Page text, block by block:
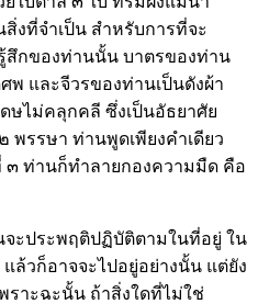
งที่จำเป็น สำหรับการที่จะ
สึกของท่านนั้น บาตรของท่าน
และจีวรของท่านเป็นดังผ้า
ไม่คลุกคลี ซึ่งเป็นอัธยาศัย
พรรษา ท่านพูดเพียงคำเดียว
๓ ท่านก็ทำลายกองความมืด คือ
ะประพฤติปฏิบัติตามในที่อยู่ ใน
ล้วก็อาจจะไปอยู่อย่างนั้น แต่ยัง
ราะฉะนั้น ถ้าสิ่งใดที่ไม่ใช่